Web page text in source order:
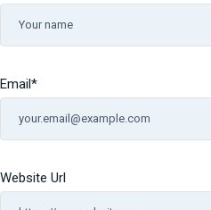
Email *
Website Url